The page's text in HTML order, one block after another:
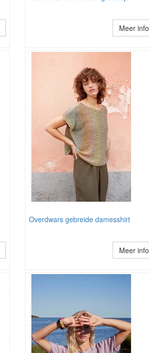
Meer info
Overdwars gebreide damesshirt
Meer info